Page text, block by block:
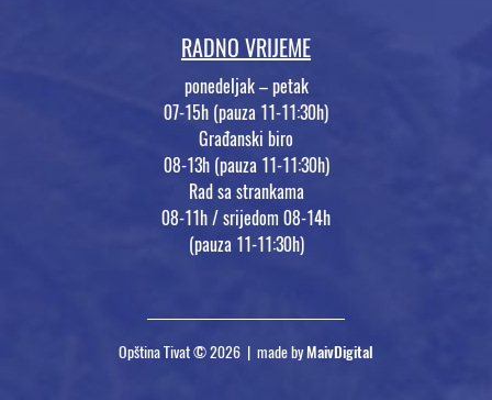
RADNO VRIJEME
ponedeljak – petak
07-15h (pauza 11-11:30h)
Građanski biro
08-13h (pauza 11-11:30h)
Rad sa strankama
08-11h / srijedom 08-14h
(pauza 11-11:30h)
Opština Tivat © 2026 | made byMaivDigital